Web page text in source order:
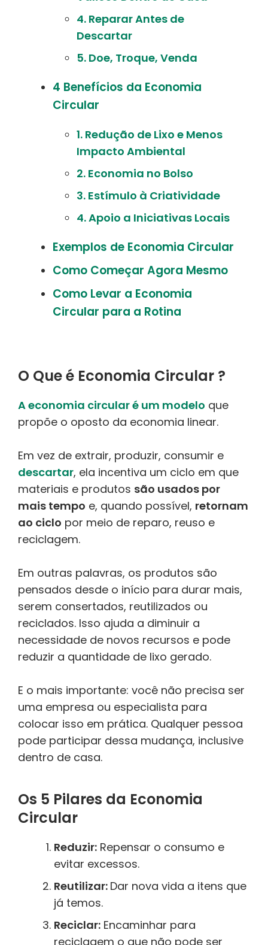
4. Reparar Antes de
Descartar
5. Doe, Troque, Venda
4 Benefícios da Economia
Circular
1. Redução de Lixo e Menos
Impacto Ambiental
2. Economia no Bolso
3. Estímulo à Criatividade
4. Apoio a Iniciativas Locais
Exemplos de Economia Circular
Como Começar Agora Mesmo
Como Levar a Economia
Circular para a Rotina
O Que é Economia Circular ?
A economia circular é um modelo que
propõe o oposto da economia linear.
Em vez de extrair, produzir, consumir e
descartar, ela incentiva um ciclo em que
materiais e produtos são usados por
mais tempo e, quando possível, retornam
ao ciclo por meio de reparo, reuso e
reciclagem.
Em outras palavras, os produtos são
pensados desde o início para durar mais,
serem consertados, reutilizados ou
reciclados. Isso ajuda a diminuir a
necessidade de novos recursos e pode
reduzir a quantidade de lixo gerado.
E o mais importante: você não precisa ser
uma empresa ou especialista para
colocar isso em prática. Qualquer pessoa
pode participar dessa mudança, inclusive
dentro de casa.
Os 5 Pilares da Economia
Circular
Reduzir: Repensar o consumo e
evitar excessos.
Reutilizar: Dar nova vida a itens que
já temos.
Reciclar: Encaminhar para
reciclagem o que não pode ser